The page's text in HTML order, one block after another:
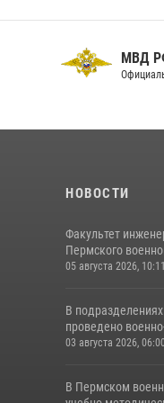
МВД
НОВОСТИ
Факультет
Пермского
05 августа 2026, 10:11
В подразделениях
проведено
03 августа 2026,
В Пермском